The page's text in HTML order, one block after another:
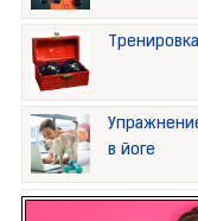
в йоге